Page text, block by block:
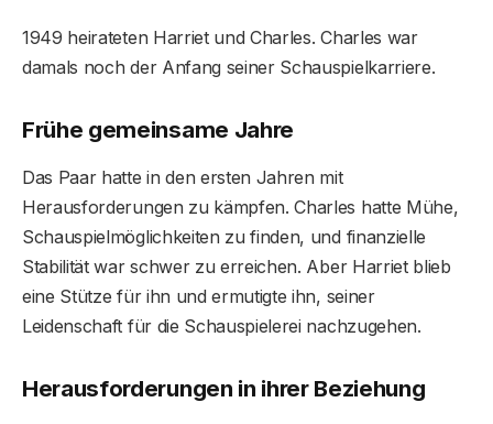
1949 heirateten Harriet und Charles. Charles war
damals noch der Anfang seiner Schauspielkarriere.
Frühe gemeinsame Jahre
Das Paar hatte in den ersten Jahren mit
Herausforderungen zu kämpfen. Charles hatte Mühe,
Schauspielmöglichkeiten zu finden, und finanzielle
Stabilität war schwer zu erreichen. Aber Harriet blieb
eine Stütze für ihn und ermutigte ihn, seiner
Leidenschaft für die Schauspielerei nachzugehen.
Herausforderungen in ihrer Beziehung